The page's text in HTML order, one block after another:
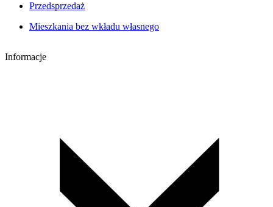
Przedsprzedaż
Mieszkania bez wkładu własnego
Informacje